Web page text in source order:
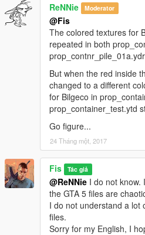
ReNNie Moderator
@Fis
The colored textures for
repeated in both
prop_contnr_pile_01a.ydr
But when the red inside
changed to a different
for Bilgeco in
prop_container_test.ytd
Go figure...
24 Tháng một, 2017
Fis Tác giả
@ReNNie I do not know.
the GTA 5 files are
I do not understand a lot
files.
Sorry for my English, I